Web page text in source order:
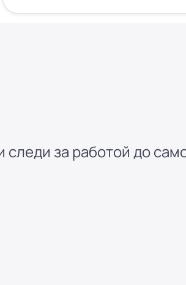
за работой до